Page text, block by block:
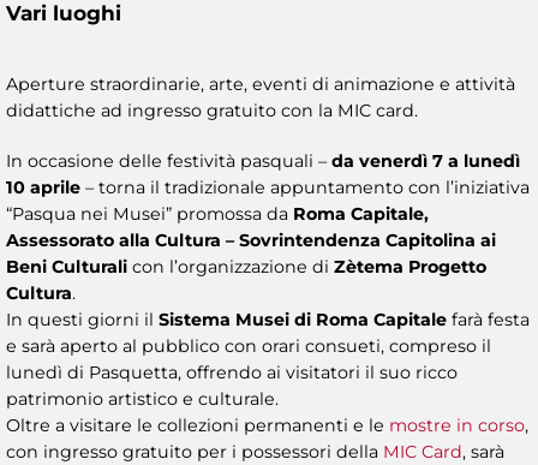
Vari luoghi
Aperture straordinarie, arte, eventi di animazione e attività
didattiche ad ingresso gratuito con la MIC card.
In occasione delle festività pasquali – da venerdì 7 a lunedì
10 aprile – torna il tradizionale appuntamento con l’iniziativa
“Pasqua nei Musei” promossa da Roma Capitale,
Assessorato alla Cultura – Sovrintendenza Capitolina ai
Beni Culturali con l’organizzazione di Zètema Progetto
Cultura.
In questi giorni il Sistema Musei di Roma Capitale farà festa
e sarà aperto al pubblico con orari consueti, compreso il
lunedì di Pasquetta, offrendo ai visitatori il suo ricco
patrimonio artistico e culturale.
Oltre a visitare le collezioni permanenti e le mostre in corso,
con ingresso gratuito per i possessori della MIC Card, sarà